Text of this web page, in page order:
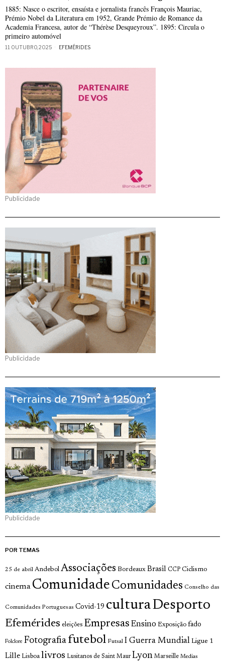
1885: Nasce o escritor, ensaísta e jornalista francês François Mauriac,
Prémio Nobel da Literatura em 1952, Grande Prémio de Romance da
Academia Francesa, autor de “Thérèse Desqueyroux”. 1895: Circula o
primeiro automóvel
11 OUTUBRO, 2025 EFEMÉRIDES
Publicidade
Publicidade
Publicidade
POR TEMAS
25 de abril Andebol Associações Bordeaux Brasil CCP Ciclismo
cinema Comunidade Comunidades Conselho das
Comunidades Portuguesas Covid-19 culturaDesporto
Efemérides eleições Empresas Ensino Exposição fado
Folclore Fotografia futebol Futsal I Guerra Mundial Ligue 1
Lille Lisboa livros Lusitanos de Saint Maur Lyon Marseille Medias